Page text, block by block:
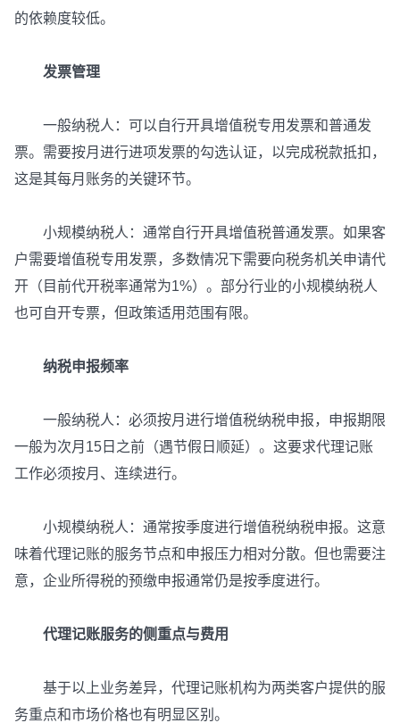
的依赖度较低。
发票管理
一般纳税人：可以自行开具增值税专用发票和普通发
票。需要按月进行进项发票的勾选认证，以完成税款抵扣，
这是其每月账务的关键环节。
小规模纳税人：通常自行开具增值税普通发票。如果客
户需要增值税专用发票，多数情况下需要向税务机关申请代
开（目前代开税率通常为1%）。部分行业的小规模纳税人
也可自开专票，但政策适用范围有限。
纳税申报频率
一般纳税人：必须按月进行增值税纳税申报，申报期限
一般为次月15日之前（遇节假日顺延）。这要求代理记账
工作必须按月、连续进行。
小规模纳税人：通常按季度进行增值税纳税申报。这意
味着代理记账的服务节点和申报压力相对分散。但也需要注
意，企业所得税的预缴申报通常仍是按季度进行。
代理记账服务的侧重点与费用
基于以上业务差异，代理记账机构为两类客户提供的服
务重点和市场价格也有明显区别。